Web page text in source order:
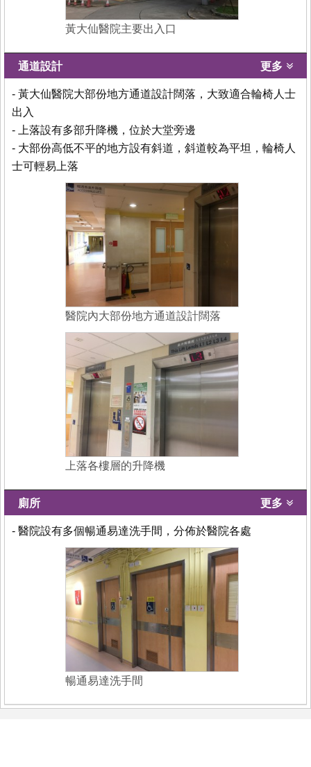
黃大仙醫院主要出入口
通道設計 更多
- 黃大仙醫院大部份地方通道設計闊落，大致適合輪椅人士
出入
- 上落設有多部升降機，位於大堂旁邊
- 大部份高低不平的地方設有斜道，斜道較為平坦，輪椅人
士可輕易上落
醫院內大部份地方通道設計闊落
上落各樓層的升降機
廁所 更多
- 醫院設有多個暢通易達洗手間，分佈於醫院各處
暢通易達洗手間